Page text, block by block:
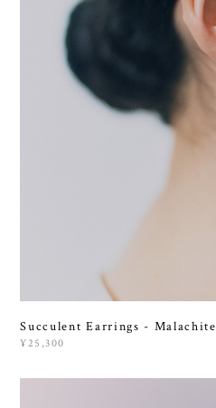
Succulent Earrings - Malachite
¥25,300